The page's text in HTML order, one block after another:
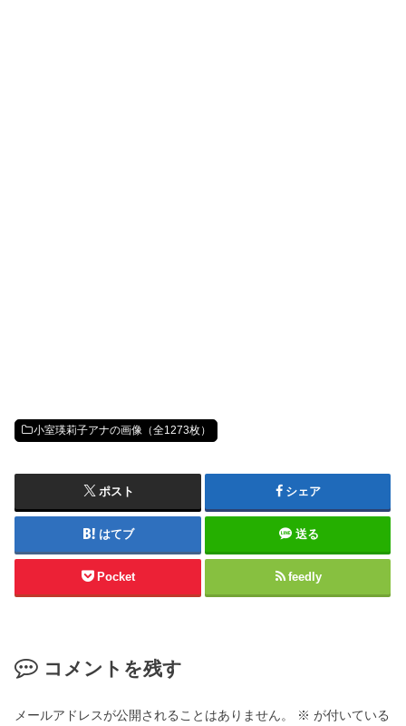
小室瑛莉子アナの画像（全1273枚）
ポスト シェア
はてブ 送る
Pocket feedly
コメントを残す
メールアドレスが公開されることはありません。 ※ が付いている